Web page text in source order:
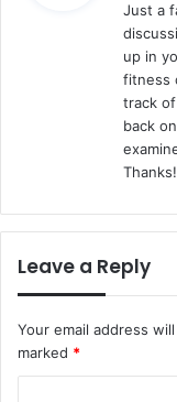
Just a
up in
fitness
track
back
Thanks!
Leave a Reply
Your email address
marked *